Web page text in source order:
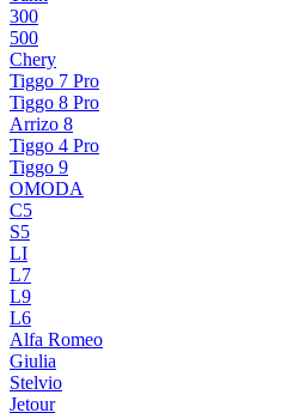
300
500
Chery
Tiggo 7 Pro
Tiggo 8 Pro
Arrizo 8
Tiggo 4 Pro
Tiggo 9
OMODA
C5
S5
LI
L7
L9
L6
Alfa Romeo
Giulia
Stelvio
Jetour